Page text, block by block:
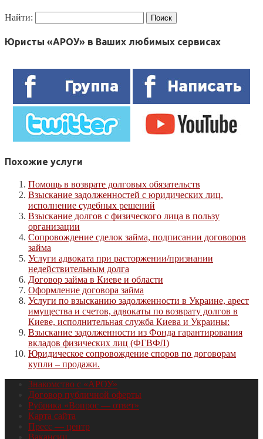
Найти:
Юристы «АРОУ» в Ваших любимых сервисах
Похожие услуги
Помощь в возврате долговых обязательств
Взыскание задолженностей с юридических лиц,
исполнение судебных решений
Взыскание долгов с физического лица в пользу
организации
Сопровождение сделок займа, подписании договоров
займа
Услуги адвоката при расторжении/признании
недействительным долга
Договор займа в Киеве и области
Оформление договора займа
Услуги по взысканию задолженности в Украине, арест
имущества и счетов, адвокаты по возврату долгов в
Киеве, исполнительная служба Киева и Украины:
Взыскание задолженности из Фонда гарантирования
вкладов физических лиц (ФГВФЛ)
Юридическое сопровождение споров по договорам
купли – продажи.
Знакомство с «АРОУ»
Договор публичной оферты
Рубрика «Вопрос — ответ»
Карта сайта
Пресс — центр
Вакансии